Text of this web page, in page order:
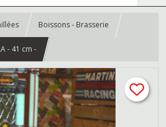
Boissons - Brasserie
- 41 cm -